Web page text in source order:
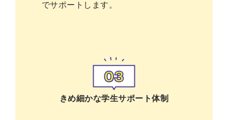
でサポートします。
きめ細かな学生サポート体制